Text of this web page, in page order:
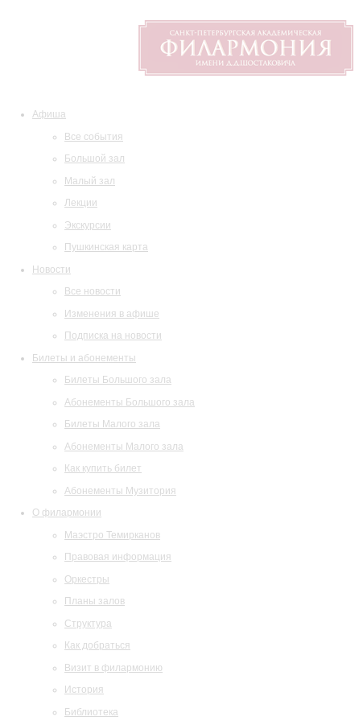
Афиша
Все события
Большой зал
Малый зал
Лекции
Экскурсии
Пушкинская карта
Новости
Все новости
Изменения в афише
Подписка на новости
Билеты и абонементы
Билеты Большого зала
Абонементы Большого зала
Билеты Малого зала
Абонементы Малого зала
Как купить билет
Абонементы Музитория
О филармонии
Маэстро Темирканов
Правовая информация
Оркестры
Планы залов
Структура
Как добраться
Визит в филармонию
История
Библиотека